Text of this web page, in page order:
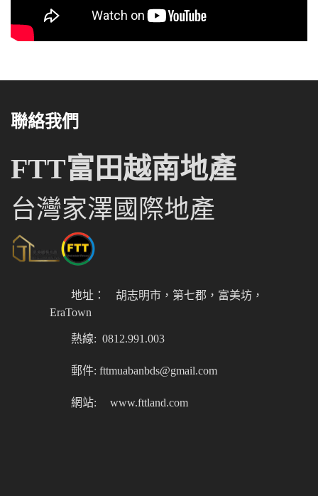
聯絡我們
FTT富田越南地產
台灣家澤國際地產
地址：
胡志明市，第七郡，富美坊，
EraTown
熱線: 0812.991.003
郵件: fttmuabanbds@gmail.com
網站: www.fttland.com